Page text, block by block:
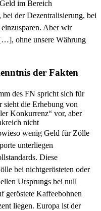
im Bereich
der Dezentralisierung, bei
Aber wir
ohne unsere Währung
der Fakten
des FN spricht sich für
sieht die Erhebung von
Konkurrenz“ vor, aber
nicht
wenig Geld für Zölle
unterliegen
Diese
bei nichtgerösteten oder
Ursprungs bei null
geröstete Kaffeebohnen
liegen. Europa ist der